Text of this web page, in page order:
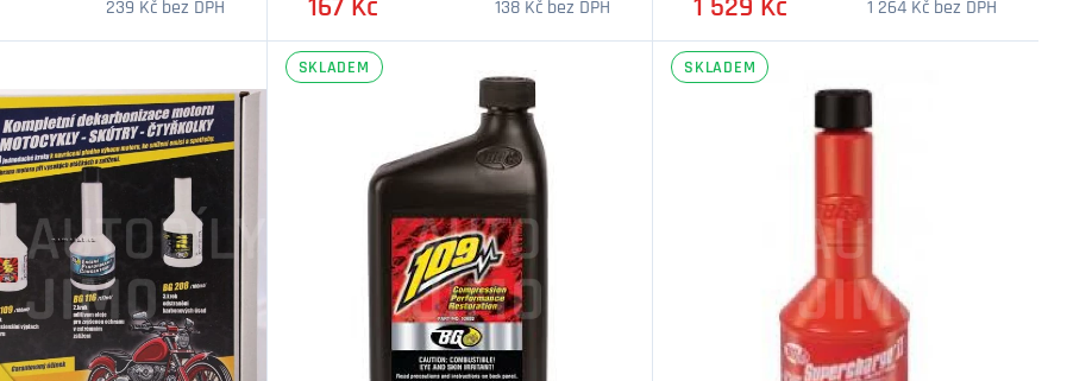
239 Kč bez DPH
Množství
167 Kč
138 Kč bez DPH
Množství
1 529 Kč
1 264 Kč bez DPH
SKLADEM SKLADEM